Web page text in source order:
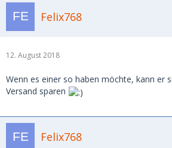
Felix768
12. August 2018
Wenn es einer so haben möchte, kann er
Versand sparen
Felix768